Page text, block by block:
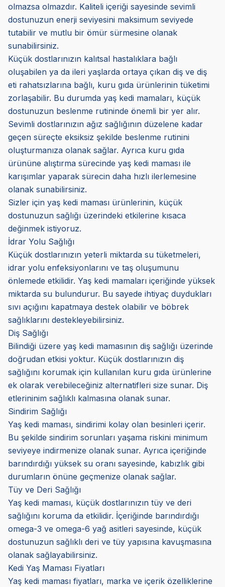
olmazsa olmazdır. Kaliteli içeriği sayesinde sevimli
dostunuzun enerji seviyesini maksimum seviyede
tutabilir ve mutlu bir ömür sürmesine olanak
sunabilirsiniz.
Küçük dostlarınızın kalıtsal hastalıklara bağlı
oluşabilen ya da ileri yaşlarda ortaya çıkan diş ve diş
eti rahatsızlarına bağlı, kuru gıda ürünlerinin tüketimi
zorlaşabilir. Bu durumda yaş kedi mamaları, küçük
dostunuzun beslenme rutininde önemli bir yer alır.
Sevimli dostlarınızın ağız sağlığının düzelene kadar
geçen süreçte eksiksiz şekilde beslenme rutinini
oluşturmanıza olanak sağlar. Ayrıca kuru gıda
ürününe alıştırma sürecinde yaş kedi maması ile
karışımlar yaparak sürecin daha hızlı ilerlemesine
olanak sunabilirsiniz.
Sizler için yaş kedi maması ürünlerinin, küçük
dostunuzun sağlığı üzerindeki etkilerine kısaca
değinmek istiyoruz.
İdrar Yolu Sağlığı
Küçük dostlarınızın yeterli miktarda su tüketmeleri,
idrar yolu enfeksiyonlarını ve taş oluşumunu
önlemede etkilidir. Yaş kedi mamaları içeriğinde yüksek
miktarda su bulundurur. Bu sayede ihtiyaç duydukları
sıvı açığını kapatmaya destek olabilir ve böbrek
sağlıklarını destekleyebilirsiniz.
Diş Sağlığı
Bilindiği üzere yaş kedi mamasının diş sağlığı üzerinde
doğrudan etkisi yoktur. Küçük dostlarınızın diş
sağlığını korumak için kullanılan kuru gıda ürünlerine
ek olarak verebileceğiniz alternatifleri size sunar. Diş
etlerininim sağlıklı kalmasına olanak sunar.
Sindirim Sağlığı
Yaş kedi maması, sindirimi kolay olan besinleri içerir.
Bu şekilde sindirim sorunları yaşama riskini minimum
seviyeye indirmenize olanak sunar. Ayrıca içeriğinde
barındırdığı yüksek su oranı sayesinde, kabızlık gibi
durumların önüne geçmenize olanak sağlar.
Tüy ve Deri Sağlığı
Yaş kedi maması, küçük dostlarınızın tüy ve deri
sağlığını koruma da etkilidir. İçeriğinde barındırdığı
omega-3 ve omega-6 yağ asitleri sayesinde, küçük
dostunuzun sağlıklı deri ve tüy yapısına kavuşmasına
olanak sağlayabilirsiniz.
Kedi Yaş Maması Fiyatları
Yaş kedi maması fiyatları, marka ve içerik özelliklerine